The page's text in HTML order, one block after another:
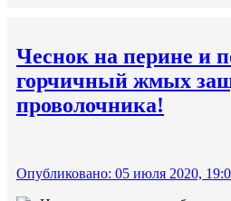
Чеснок на перине и
горчичный жмых
проволочника!
Опубликовано: 05 июля 2020,